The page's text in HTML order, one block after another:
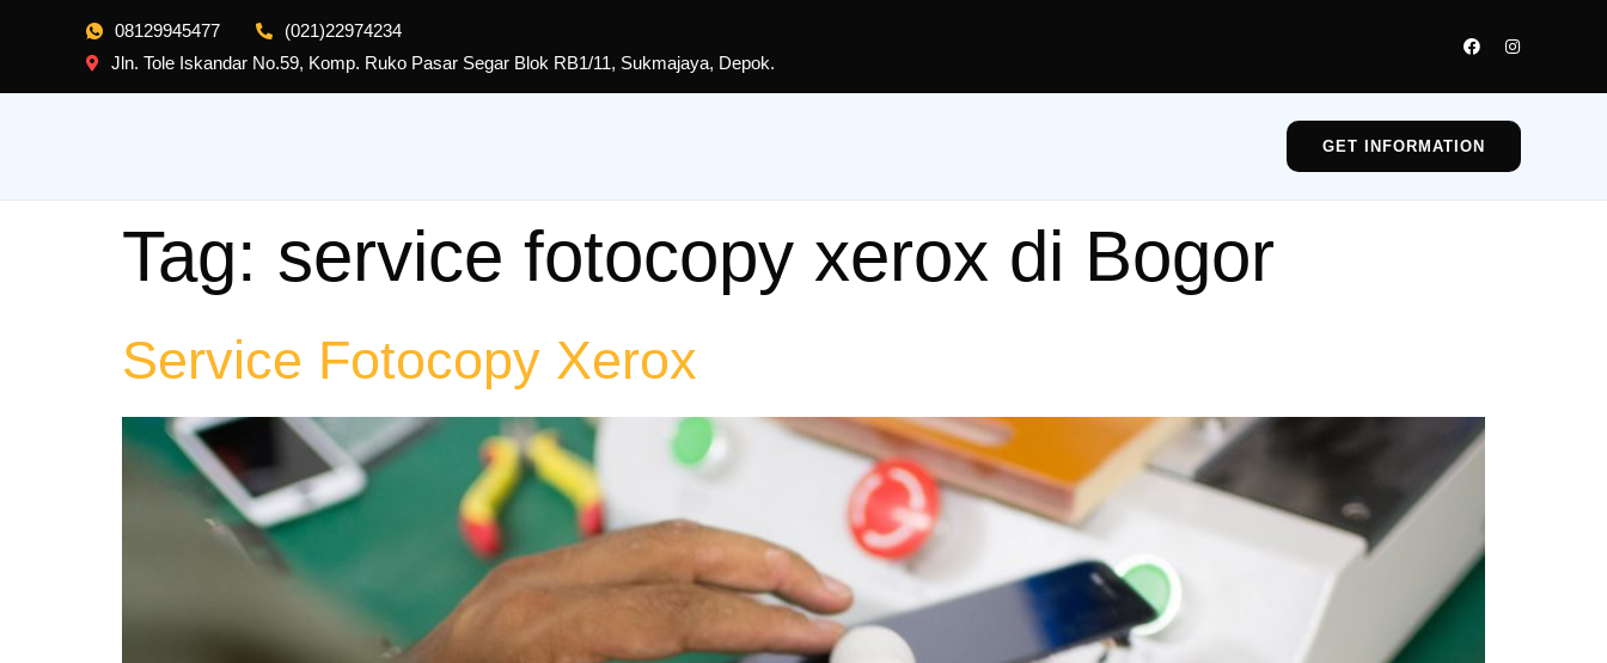
08129945477
(021)22974234
Jln. Tole Iskandar No.59, Komp. Ruko Pasar Segar Blok RB1/11, Sukmajaya, Depok.
GET INFORMATION
Tag: service fotocopy xerox di Bogor
Service Fotocopy Xerox